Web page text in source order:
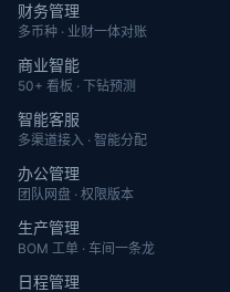
财务管理
多币种 · 业财一体对账
商业智能
50+ 看板 · 下钻预测
智能客服
多渠道接入 · 智能分配
办公管理
团队网盘 · 权限版本
生产管理
BOM 工单 · 车间一条龙
日程管理